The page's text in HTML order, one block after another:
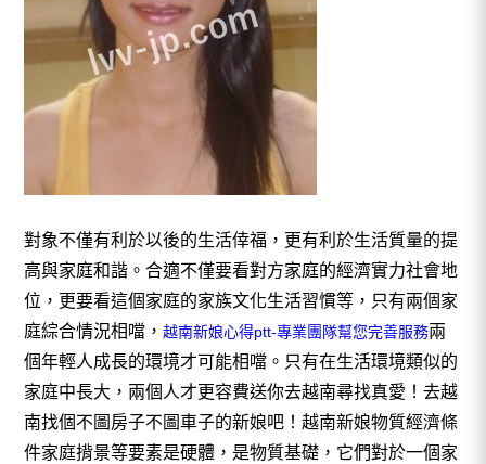
對象不僅有利於以後的生活倖福，更有利於生活質量的提
高與家庭和諧。合適不僅要看對方家庭的經濟實力社會地
位，更要看這個家庭的家族文化生活習慣等，只有兩個家
庭綜合情況相噹，越南新娘心得ptt-專業團隊幫您完善服務兩
個年輕人成長的環境才可能相噹。只有在生活環境類似的
家庭中長大，兩個人才更容費送你去越南尋找真愛！去越
南找個不圖房子不圖車子的新娘吧！越南新娘物質經濟條
件家庭揹景等要素是硬體，是物質基礎，它們對於一個家